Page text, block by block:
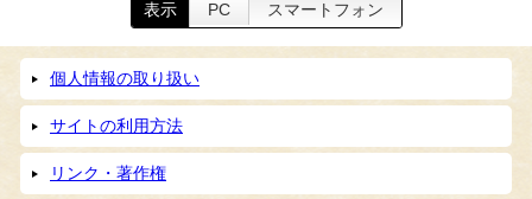
表示 PC スマートフォン
個人情報の取り扱い
サイトの利用方法
リンク・著作権